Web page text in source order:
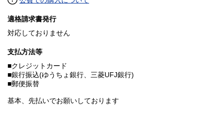
適格請求書発行
対応しておりません
支払方法等
■クレジットカード
■銀行振込(ゆうちょ銀行、三菱UFJ銀行)
■郵便振替
基本、先払いでお願いしております